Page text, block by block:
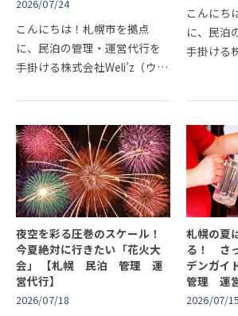
2026/07/24
こんにちは！札幌市を拠点
に、民泊の管理・運営代行を
手掛ける株式会社Weli’z（ウィ
ブの醍醐味は、地平線まで続
く一本道や、刻一刻と表情を
変える大自然の絶景に出会え
ること…
こんにち
に、民泊
手掛ける
くの観光
観光需…
夜空を彩る圧巻のスケール！
今夏絶対に行きたい「花火大
会」 【札幌 民泊 管理 運
営代行】
2026/07/18
札幌の夏
る！ さ
デンガ
管理 運営
2026/07/15